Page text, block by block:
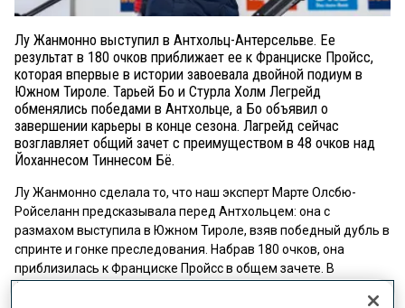
Лу Жанмонно выступил в Антхольц-Антерсельве. Ее
результат в 180 очков приближает ее к Франциске Пройсс,
которая впервые в истории завоевала двойной подиум в
Южном Тироле. Тарьей Бо и Стурла Холм Легрейд
обменялись победами в Антхольце, а Бо объявил о
завершении карьеры в конце сезона. Лагрейд сейчас
возглавляет общий зачет с преимуществом в 48 очков над
Йоханнесом Тиннесом Бё.
Лу Жанмонно сделала то, что наш эксперт Марте Олсбю-
Ройселанн предсказывала перед Антхольцем: она с
размахом выступила в Южном Тироле, взяв победный дубль в
спринте и гонке преследования. Набрав 180 очков, она
приблизилась к Франциске Пройсс в общем зачете. В
Антхольце немка впервые в карьере завоевала два подиума.